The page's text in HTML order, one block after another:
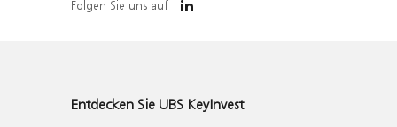
Folgen Sie uns auf
Entdecken Sie UBS KeyInvest